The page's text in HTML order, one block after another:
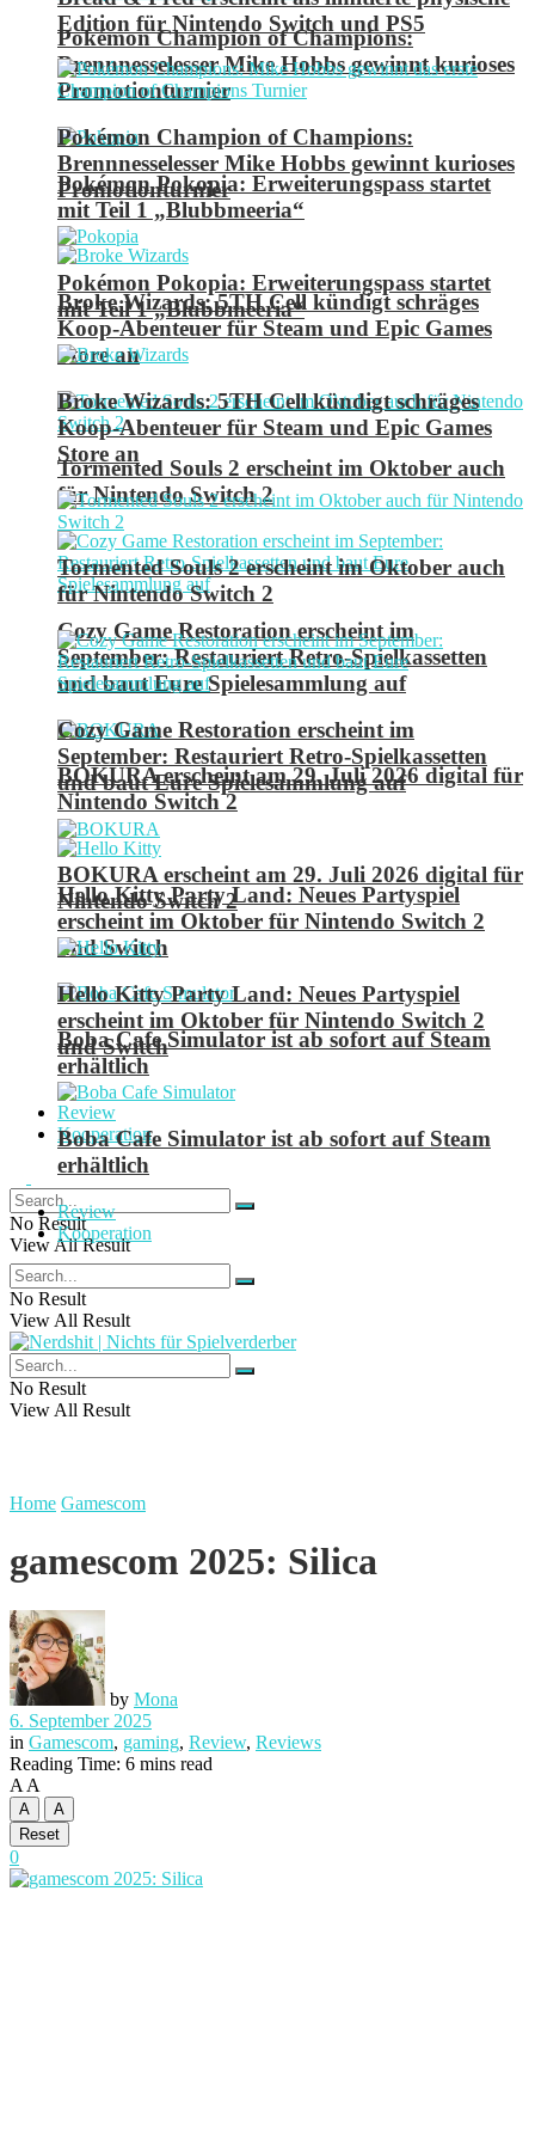
Pokémon Champion of Champions:
Brennnesselesser Mike Hobbs gewinnt kurioses
Promotionturnier
Pokémon Pokopia: Erweiterungspass startet
mit Teil 1 „Blubbmeeria“
Broke Wizards: 5TH Cell kündigt schräges
Koop-Abenteuer für Steam und Epic Games
Store an
Tormented Souls 2 erscheint im Oktober auch
für Nintendo Switch 2
Cozy Game Restoration erscheint im
September: Restauriert Retro-Spielkassetten
und baut Eure Spielesammlung auf
BOKURA erscheint am 29. Juli 2026 digital für
Nintendo Switch 2
Hello Kitty Party Land: Neues Partyspiel
erscheint im Oktober für Nintendo Switch 2
und Switch
Boba Cafe Simulator ist ab sofort auf Steam
erhältlich
Review
Kooperation
No Result
View All Result
Edition für Nintendo Switch und PS5
Pokémon Champion of Champions:
Brennnesselesser Mike Hobbs gewinnt kurioses
Promotionturnier
Pokémon Pokopia: Erweiterungspass startet
mit Teil 1 „Blubbmeeria“
Broke Wizards: 5TH Cell kündigt schräges
Koop-Abenteuer für Steam und Epic Games
Store an
Tormented Souls 2 erscheint im Oktober auch
für Nintendo Switch 2
Cozy Game Restoration erscheint im
September: Restauriert Retro-Spielkassetten
und baut Eure Spielesammlung auf
BOKURA erscheint am 29. Juli 2026 digital für
Nintendo Switch 2
Hello Kitty Party Land: Neues Partyspiel
erscheint im Oktober für Nintendo Switch 2
und Switch
Boba Cafe Simulator ist ab sofort auf Steam
erhältlich
Review
Kooperation
No Result
View All Result
No Result
View All Result
Home Gamescom
gamescom 2025: Silica
by Mona
6. September 2025
in Gamescom, gaming, Review, Reviews
Reading Time: 6 mins read
A A
A
A
Reset
0